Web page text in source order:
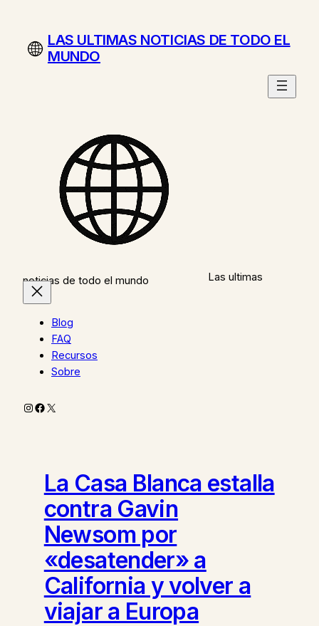
contenidoLAS ULTIMAS NOTICIAS DE TODO EL
MUNDO
Las ultimas
noticias de todo el mundo
Blog
FAQ
Recursos
Sobre
Instagram
Facebook
X
La Casa Blanca estalla
contra Gavin
Newsom por
«desatender» a
California y volver a
viajar a Europa